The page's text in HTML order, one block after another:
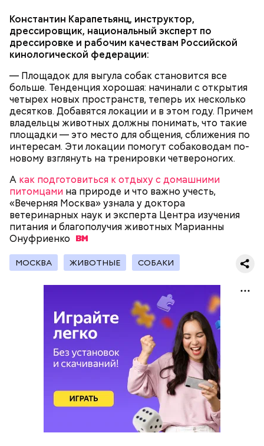
Константин Карапетьянц, инструктор,
дрессировщик, национальный эксперт по
дрессировке и рабочим качествам Российской
кинологической федерации:
— Площадок для выгула собак становится все
больше. Тенденция хорошая: начинали с открытия
четырех новых пространств, теперь их несколько
десятков. Добавятся локации и в этом году. Причем
владельцы животных должны понимать, что такие
площадки — это место для общения, сближения по
интересам. Эти локации помогут собаководам по-
новому взглянуть на тренировки четвероногих.
А как подготовиться к отдыху с домашними
питомцами на природе и что важно учесть,
«Вечерняя Москва» узнала у доктора
ветеринарных наук и эксперта Центра изучения
питания и благополучия животных Марианны
Онуфриенко
МОСКВА ЖИВОТНЫЕ СОБАКИ
Мастерские и лаборатории колледжей, которые
уже обновили, больше напоминают реальные
производственные площадки, нежели учебные
помещения.
электромеханики и информационных технологий
обучают по профессии «Мастер вертикального
транспорта». Здесь есть мастерская, где учат
будущих электромехаников по лифтам.
Модернизировали также лабораторию
композитных материалов в Политехническом
колледже имени Н. Н. Годовикова. Там студенты
изготавливают детали из стеклоткани и
углеволокна, проверяют их качество на новых
дефектоскопах и работают на лазерном и
гибочном станках с ЧПУ. Здесь же появился
учебный комплекс с технологией дополненной
реальности, который помогает студентам изучать
устройство авиационных двигателей.
— Очень красивые локации и столько полезных
знаний! — поделилась ученица 10 «В» класса Елена
Все участники экскурсии отметили масштабы
пространства кинопарка и возможность
перемещаться из одной эпохи в другую.